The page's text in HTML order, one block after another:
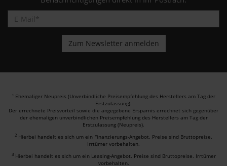
1 Ehemaliger Neupreis (Unverbindliche Preisempfehlung des Herstellers am Tag der
Erstzulassung).
Der errechnete Preisvorteil sowie die angegebene Ersparnis errechnet sich gegenüber
der ehemaligen unverbindlichen Preisempfehlung des Herstellers am Tag der
Erstzulassung (Neupreis).
2 Hierbei handelt es sich um ein Finanzierungs-Angebot. Preise sind Bruttopreise.
Irrtümer vorbehalten.
3 Hierbei handelt es sich um ein Leasing-Angebot. Preise sind Bruttopreise. Irrtümer
vorbehalten.